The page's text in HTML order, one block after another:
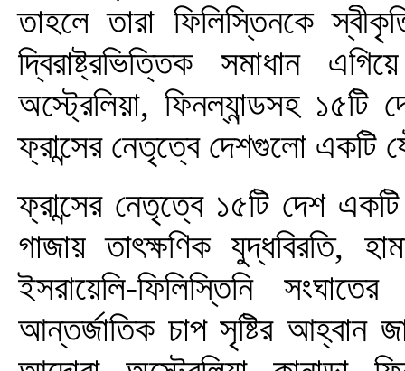
তাহলে তারা ফিলিস্তিনকে
দ্বিরাষ্ট্রভিত্তিক সমাধান
অস্ট্রেলিয়া, ফিনল্যান্ডসহ ১৫টি
ফ্রান্সের নেতৃত্বে দেশগুলো একটি
ফ্রান্সের নেতৃত্বে ১৫টি দেশ
গাজায় তাৎক্ষণিক যুদ্ধবিরতি,
ইসরায়েলি-ফিলিস্তিনি
আন্তর্জাতিক চাপ সৃষ্টির আহ্বান